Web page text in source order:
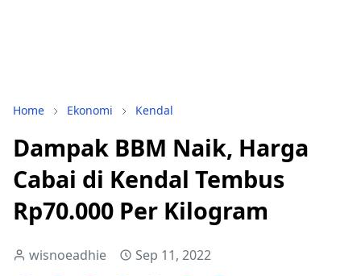
Home Ekonomi Kendal
Dampak BBM Naik, Harga
Cabai di Kendal Tembus
Rp70.000 Per Kilogram
wisnoeadhie Sep 11, 2022